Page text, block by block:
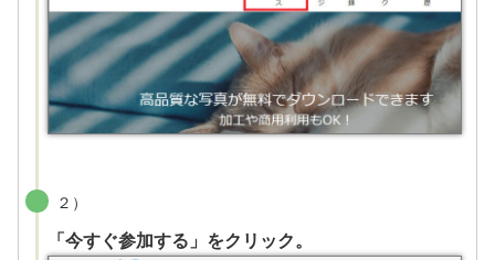
２）
「今すぐ参加する」をクリック。